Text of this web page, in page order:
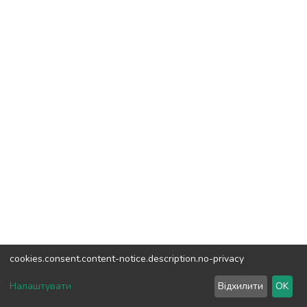
DSpace software copyright © 2002-2026LYRASIS
Зворотній зв'язок
cookies.consent.content-notice.description.no-privacy
Налаштувати Відхилити OK